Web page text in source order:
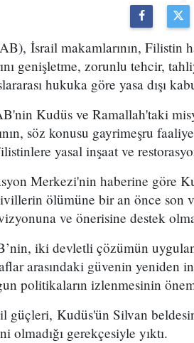
İsrail makamlarının, Filistin
genişletme, zorunlu tehcir,
hukuka göre yasa dışı
Kudüs ve Ramallah'taki
söz konusu gayrimeşru
yasal inşaat ve
Merkezi'nin haberine göre
ölümüne bir an önce
ve önerisine destek
iki devletli çözümün
arasındaki güvenin
politikaların izlenmesinin
güçleri, Kudüs'ün Silvan
olmadığı gerekçesiyle yıktı.